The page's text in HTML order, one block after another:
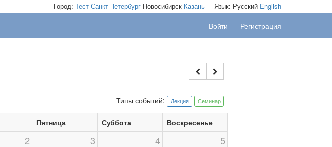
Город: Тест Санкт-Петербург Новосибирск Казань Язык: Русский English
Войти Регистрация
Типы событий: Лекция Семинар
Пятница Суббота Воскресенье
2 3 4 5